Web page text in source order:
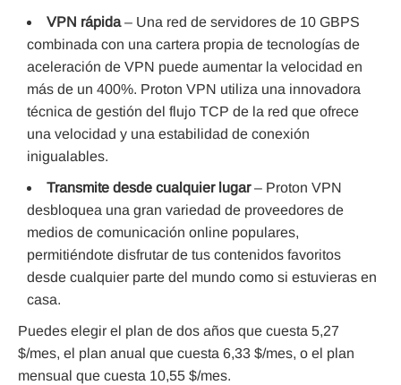
VPN rápida– Una red de servidores de 10 GBPS
combinada con una cartera propia de tecnologías de
aceleración de VPN puede aumentar la velocidad en
más de un 400%. Proton VPN utiliza una innovadora
técnica de gestión del flujo TCP de la red que ofrece
una velocidad y una estabilidad de conexión
inigualables.
Transmite desde cualquier lugar– Proton VPN
desbloquea una gran variedad de proveedores de
medios de comunicación online populares,
permitiéndote disfrutar de tus contenidos favoritos
desde cualquier parte del mundo como si estuvieras en
casa.
Puedes elegir el plan de dos años que cuesta 5,27
$/mes, el plan anual que cuesta 6,33 $/mes, o el plan
mensual que cuesta 10,55 $/mes.